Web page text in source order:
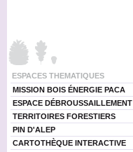
ESPACES THEMATIQUES
MISSION BOIS ÉNERGIE PACA
ESPACE DÉBROUSSAILLEMENT
TERRITOIRES FORESTIERS
PIN D'ALEP
CARTOTHÈQUE INTERACTIVE